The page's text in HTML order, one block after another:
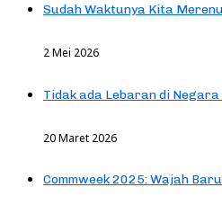
Sudah Waktunya Kita
2 Mei 2026
Tidak ada Lebaran di
20 Maret 2026
Commweek 2025: Wajah